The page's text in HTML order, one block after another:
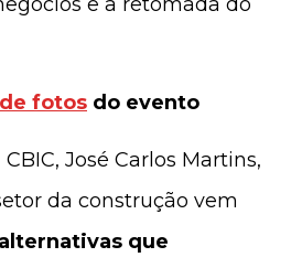
fotos do evento
José Carlos Martins,
da construção vem
alternativas que